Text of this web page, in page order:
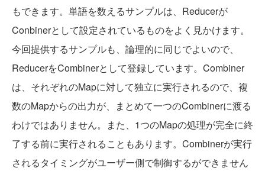
もできます。単語を数えるサンプルは、Reducerが
Conbinerとして設定されているものをよく見かけます。
今回提供するサンプルも、論理的に同じでよいので、
ReducerをCombinerとして登録しています。Combiner
は、それぞれのMapに対して独立に実行されるので、複
数のMapからの出力が、まとめて一つのCombinerに渡る
わけではありません。また、1つのMapの処理が完全に終
了する前に実行されることもあります。Combinerが実行
されるタイミングがユーザー側で制御するができません